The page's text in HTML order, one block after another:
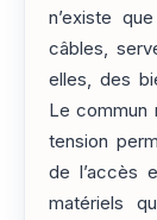
n’existe
câbles,
elles, des
Le commun
tension
de l’accès
matériels